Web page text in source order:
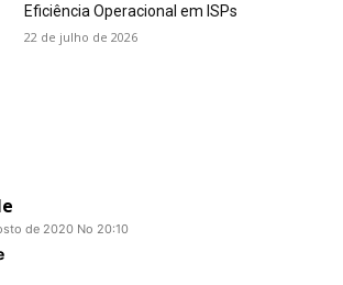
Eficiência Operacional em ISPs
22 de julho de 2026
de 2020 No 20:10